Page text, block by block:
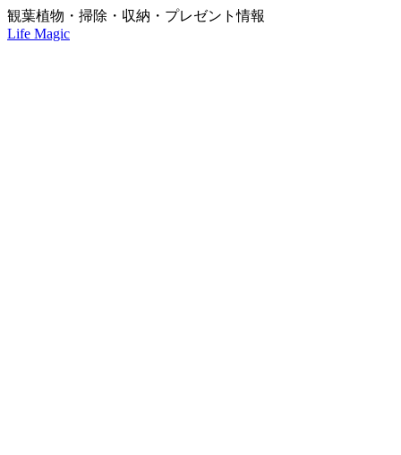
観葉植物・掃除・収納・プレゼント情報
Life Magic